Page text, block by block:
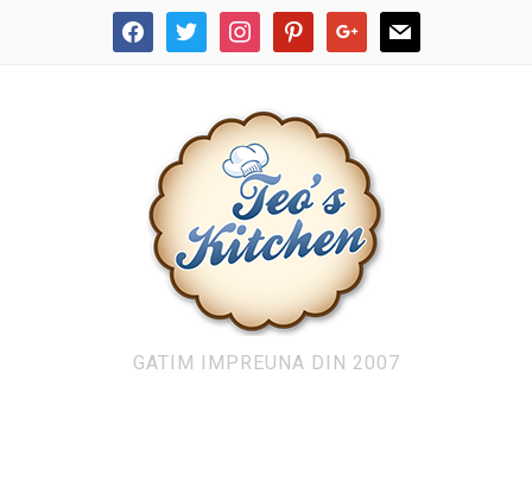
facebooktwitter instagrampinterestgoogle mail
GATIM IMPREUNA DIN 2007